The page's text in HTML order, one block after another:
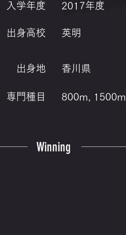
入学年度
出身高校
2017年度
英明
出身地
専門種目
香川県
800m, 1500m
Winning